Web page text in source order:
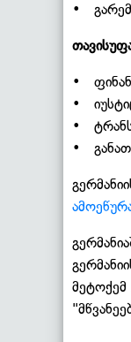
•
•
•
•
•